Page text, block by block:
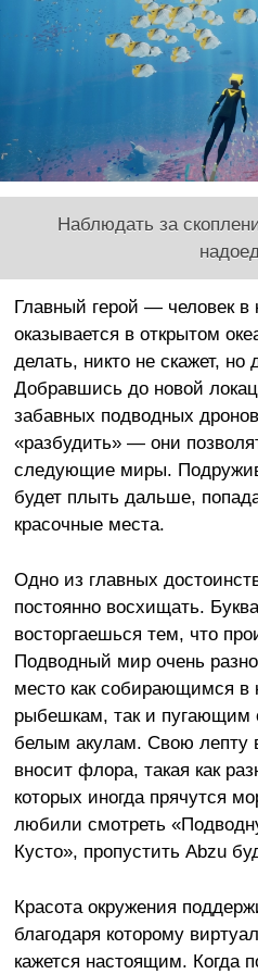
Наблюдать за
Главный герой — человек
оказывается в открытом
делать, никто не скажет, но
Добравшись до новой
забавных подводных
«разбудить» — они
следующие миры.
будет плыть дальше,
красочные места.
Одно из главных
постоянно восхищать.
восторгаешься тем, что
Подводный мир очень
место как собирающимся в
рыбешкам, так и
белым акулам. Свою лепту
вносит флора, такая как
которых иногда прячутся
любили смотреть
Кусто», пропустить Abzu
Красота окружения
благодаря которому
кажется настоящим. Когда